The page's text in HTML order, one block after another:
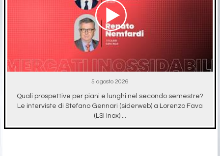
5 agosto 2026
Quali prospettive per piani e lunghi nel secondo semestre?
Le interviste di Stefano Gennari (siderweb) a Lorenzo Fava
(LSI Inox) ...